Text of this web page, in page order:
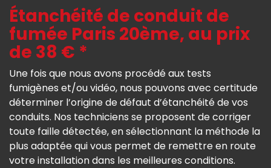
Étanchéité de conduit de
fumée Paris 20ème, au prix
de 38 € *
Une fois que nous avons procédé aux tests
fumigènes et/ou vidéo, nous pouvons avec certitude
déterminer l’origine de défaut d’étanchéité de vos
conduits. Nos techniciens se proposent de corriger
toute faille détectée, en sélectionnant la méthode la
plus adaptée qui vous permet de remettre en route
votre installation dans les meilleures conditions.